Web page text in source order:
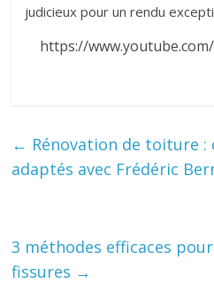
judicieux pour un rendu
https://
← Rénovation de toiture
adaptés avec Frédéric
3 méthodes efficaces
fissures →